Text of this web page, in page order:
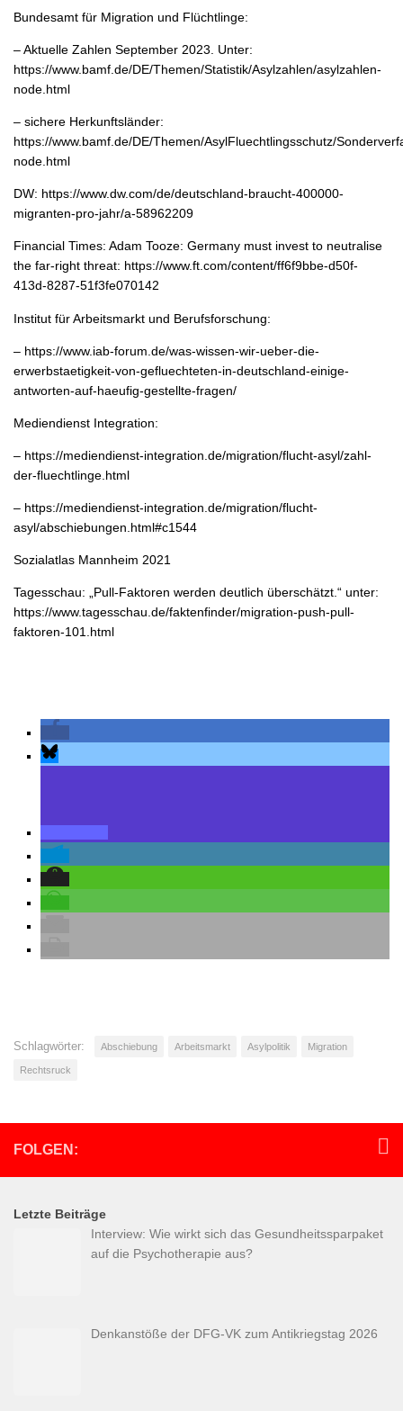
Bundesamt für Migration und Flüchtlinge:
– Aktuelle Zahlen September 2023. Unter:
https://www.bamf.de/DE/Themen/Statistik/Asylzahlen/asylzahlen-
node.html
– sichere Herkunftsländer:
https://www.bamf.de/DE/Themen/AsylFluechtlingsschutz/
node.html
DW: https://www.dw.com/de/deutschland-braucht-400000-
migranten-pro-jahr/a-58962209
Financial Times: Adam Tooze: Germany must invest to neutralise
the far-right threat: https://www.ft.com/content/ff6f9bbe-d50f-
413d-8287-51f3fe070142
Institut für Arbeitsmarkt und Berufsforschung:
– https://www.iab-forum.de/was-wissen-wir-ueber-die-
erwerbstaetigkeit-von-gefluechteten-in-deutschland-einige-
antworten-auf-haeufig-gestellte-fragen/
Mediendienst Integration:
– https://mediendienst-integration.de/migration/flucht-asyl/zahl-
der-fluechtlinge.html
– https://mediendienst-integration.de/migration/flucht-
asyl/abschiebungen.html#c1544
Sozialatlas Mannheim 2021
Tagesschau: „Pull-Faktoren werden deutlich überschätzt.“ unter:
https://www.tagesschau.de/faktenfinder/migration-push-pull-
faktoren-101.html
Schlagwörter: Abschiebung Arbeitsmarkt Asylpolitik Migration
Rechtsruck
FOLGEN:
Letzte Beiträge
Interview: Wie wirkt sich das Gesundheitssparpaket
auf die Psychotherapie aus?
Denkanstöße der DFG-VK zum Antikriegstag 2026